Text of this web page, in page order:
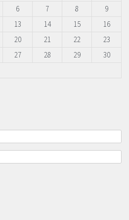
6 7 8
9
13 14 15
16
20 21 22
23
27 28 29
30